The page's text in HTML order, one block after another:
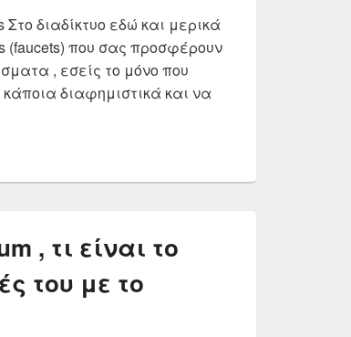
διαδίκτυο εδώ και μερικά
(faucets) που σας προσφέρουν
, εσείς το μόνο που
διαφημιστικά και να
να κερδίσετε δωρεάν Bitcoins! Update ✅
, τι είναι το
του με το